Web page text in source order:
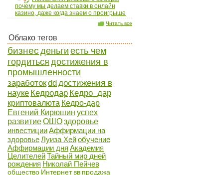
почему мы делаем ставки в онлайн
казино, даже когда знаем о проигрыше
Читать все
Облако тегов
бизнесденьгиесть чем
гордиться достижения в
промышленности
заработокddдостижения в
науке Кедродар Кедро_дар
криптовалюта Кедро-дар
Евгений Кирюшин успех
развитиеОШОздоровье
инвестицииАффирмации на
здоровьеЛуиза Хейобучение
Аффирмации дня Академия
ЦелителейТайный мир дней
рождения Николай Пейчев
общество Интернет вв продажа